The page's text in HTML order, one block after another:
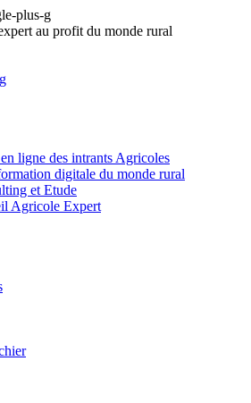
plus-g
au profit du monde rural
ligne des intrants Agricoles
digitale du monde rural
et Etude
Agricole Expert